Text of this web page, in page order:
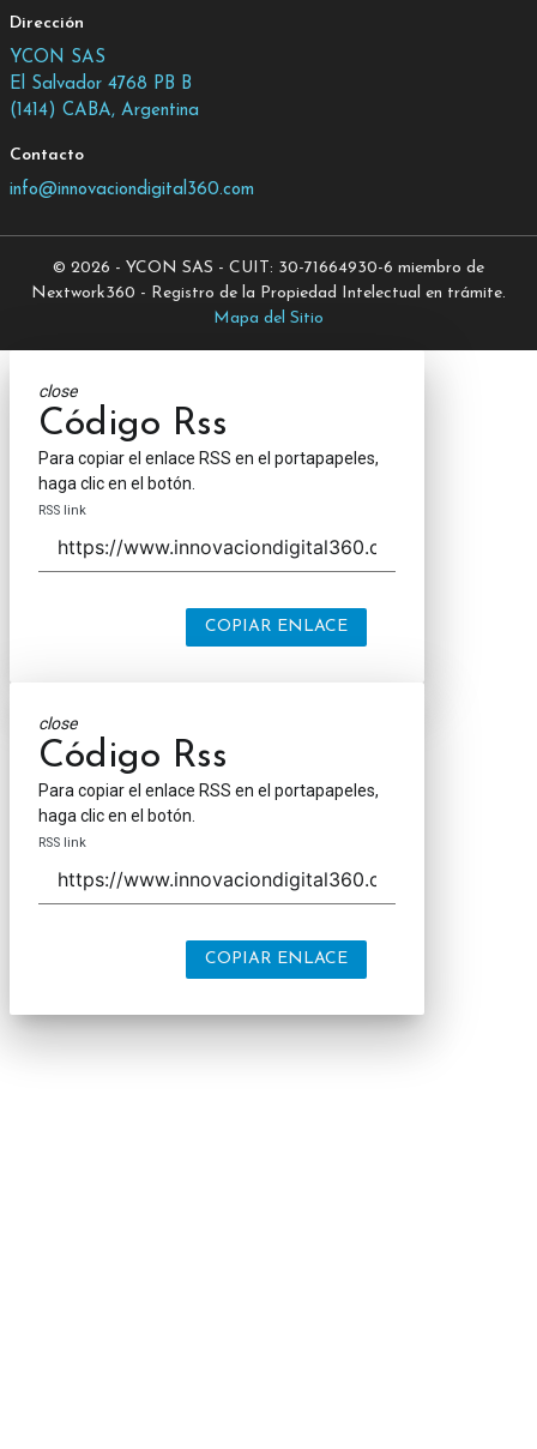
Dirección
YCON SAS
El Salvador 4768 PB B
(1414) CABA, Argentina
Contacto
info@innovaciondigital360.com
© 2026 - YCON SAS - CUIT: 30-71664930-6 miembro de
Nextwork360 - Registro de la Propiedad Intelectual en trámite.
Mapa del Sitio
close
Código Rss
Para copiar el enlace RSS en el portapapeles,
haga clic en el botón.
RSS link
COPIAR ENLACE
close
Código Rss
Para copiar el enlace RSS en el portapapeles,
haga clic en el botón.
RSS link
COPIAR ENLACE